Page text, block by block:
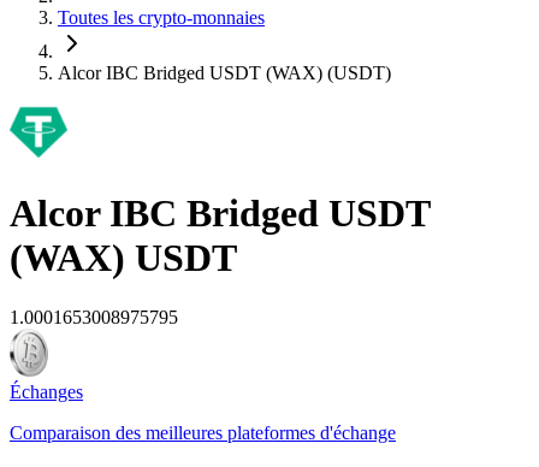
Toutes les crypto-monnaies
Alcor IBC Bridged USDT (WAX) (USDT)
Alcor IBC Bridged USDT
(WAX) USDT
1.0001653008975795
Échanges
Comparaison des meilleures plateformes d'échange